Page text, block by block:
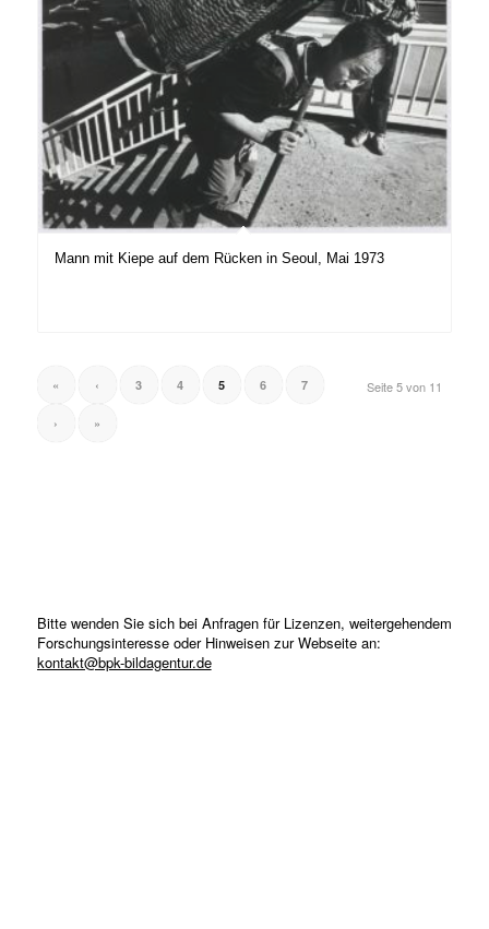
Mann mit Kiepe auf dem Rücken in Seoul, Mai 1973
Seite 5 von 11
« ‹ 3 4 5 6 7
› »
Bitte wenden Sie sich bei Anfragen für Lizenzen, weitergehendem
Forschungsinteresse oder Hinweisen zur Webseite an:
kontakt@bpk-bildagentur.de